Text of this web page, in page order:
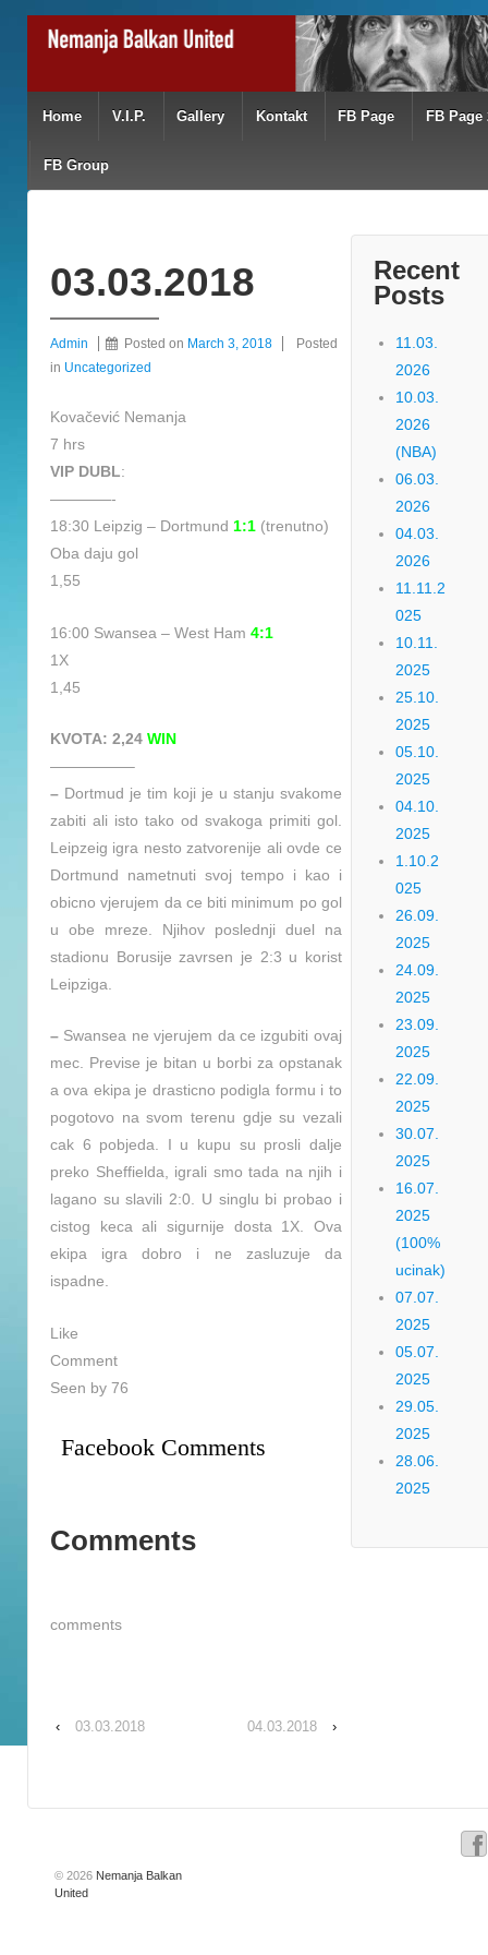
Home V.I.P. Gallery Kontakt FB Page FB Page
FB Group
03.03.2018
Admin Posted on March 3, 2018
Posted
in Uncategorized
Kovačević Nemanja
7 hrs
VIP DUBL:
————-
18:30 Leipzig – Dortmund 1:1 (trenutno)
Oba daju gol
1,55
16:00 Swansea – West Ham 4:1
1X
1,45
KVOTA: 2,24 WIN
—————–
– Dortmud je tim koji je u stanju svakome
zabiti ali isto tako od svakoga primiti gol.
Leipzeig igra nesto zatvorenije ali ovde ce
Dortmund nametnuti svoj tempo i kao i
obicno vjerujem da ce biti minimum po gol
u obe mreze. Njihov poslednji duel na
stadionu Borusije zavrsen je 2:3 u korist
Leipziga.
– Swansea ne vjerujem da ce izgubiti ovaj
mec. Previse je bitan u borbi za opstanak
a ova ekipa je drasticno podigla formu i to
pogotovo na svom terenu gdje su vezali
cak 6 pobjeda. I u kupu su prosli dalje
preko Sheffielda, igrali smo tada na njih i
lagano su slavili 2:0. U singlu bi probao i
cistog keca ali sigurnije dosta 1X. Ova
ekipa igra dobro i ne zasluzuje da
ispadne.
Like
Comment
Seen by 76
Facebook Comments
Comments
comments
‹ 03.03.2018 04.03.2018 ›
Recent
Posts
11.03.
2026
10.03.
2026
(NBA)
06.03.
2026
04.03.
2026
11.11.2
025
10.11.
2025
25.10.
2025
05.10.
2025
04.10.
2025
1.10.2
025
26.09.
2025
24.09.
2025
23.09.
2025
22.09.
2025
30.07.
2025
16.07.
2025
(100%
ucinak)
07.07.
2025
05.07.
2025
29.05.
2025
28.06.
2025
© 2026 Nemanja Balkan
United